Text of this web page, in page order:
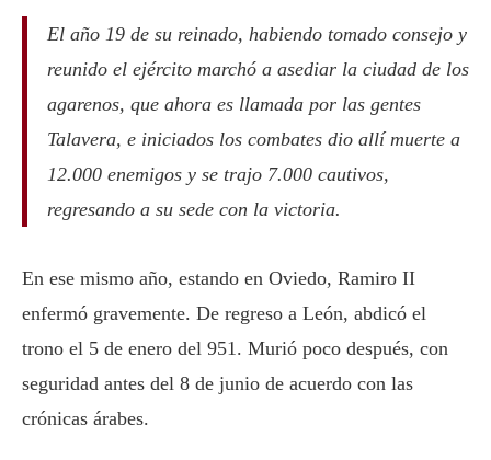
El año 19 de su reinado, habiendo tomado consejo y
reunido el ejército marchó a asediar la ciudad de los
agarenos, que ahora es llamada por las gentes
Talavera, e iniciados los combates dio allí muerte a
12.000 enemigos y se trajo 7.000 cautivos,
regresando a su sede con la victoria.
En ese mismo año, estando en Oviedo, Ramiro II
enfermó gravemente. De regreso a León, abdicó el
trono el 5 de enero del 951. Murió poco después, con
seguridad antes del 8 de junio de acuerdo con las
crónicas árabes.